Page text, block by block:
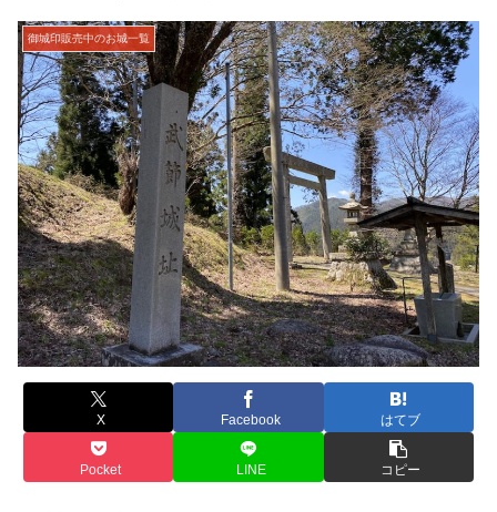
御城印販売中のお城一覧
X Facebook はてブ
Pocket LINE コピー